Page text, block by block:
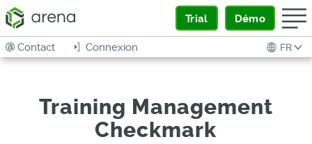
Trial Démo
FR
Connexion
Contact
Training Management
Checkmark